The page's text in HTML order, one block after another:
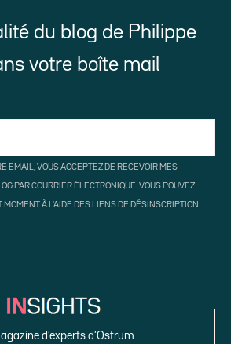
du blog de Philippe
votre boîte mail
EMAIL, VOUS ACCEPTEZ DE RECEVOIR MES
PAR COURRIER ÉLECTRONIQUE. VOUS POUVEZ
MOMENT À L'AIDE DES LIENS DE DÉSINSCRIPTION.
d’experts d’Ostrum